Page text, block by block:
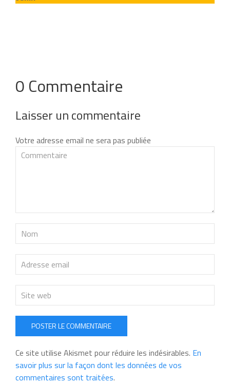
0 Commentaire
Laisser un commentaire
Votre adresse email ne sera pas publiée
POSTER LE COMMENTAIRE
Ce site utilise Akismet pour réduire les indésirables. En
savoir plus sur la façon dont les données de vos
commentaires sont traitées.